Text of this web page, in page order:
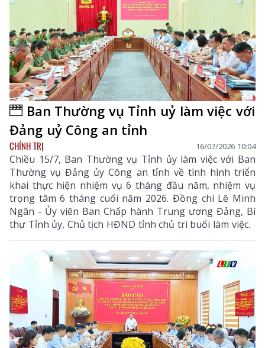
Ban Thường vụ Tỉnh uỷ làm việc với
Đảng uỷ Công an tỉnh
CHÍNH TRỊ 16/07/2026 10:04
Chiều 15/7, Ban Thường vụ Tỉnh ủy làm việc với Ban
Thường vụ Đảng ủy Công an tỉnh về tình hình triển
khai thực hiện nhiệm vụ 6 tháng đầu năm, nhiệm vụ
trọng tâm 6 tháng cuối năm 2026. Đồng chí Lê Minh
Ngân - Ủy viên Ban Chấp hành Trung ương Đảng, Bí
thư Tỉnh ủy, Chủ tịch HĐND tỉnh chủ trì buổi làm việc.